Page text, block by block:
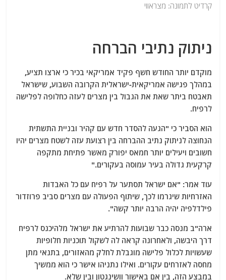
קרדיט לתמונה: מצראווי
ניתוק נתיבי הברחה
מוקדם יותר החודש חשף פקיד אמריקאי בכיר כי ארצו תציע,
במהלך פגישה אמריקאית-ישראלית הקרובה השבוע, שישראל
תאבטח ביתר שאת את הגבול בין מצרים לעזה כחלופה לפלישה
לרפיח.
הוא הסביר כי "הגעה להסדר חדש עם קהיר ובניית התשתית
הנחוצה לניתוק נתיב ההברחה בין רצועת עזה לשטח מצרים יהיו
חשובים ויעילים יותר חמאס יפורק מאשר פתיחת מתקפה
קרקעית גדולה בעיר עמוסה בעקורים."
עוד אמר: "אם ישראל תסתער על רפיח עם כל האבדות
האזרחיות שיגרמו לכך, שיתוף הפעולה עם מצרים סביב פרוזדור
פילדלפיה יהיה הרבה יותר קשה".
ארה"ב מנסה כבר שבועות להרתיע את ישראל מלהיכנס לרפיח
דרך היבשה, ולאחרונה קראה לה לשקול תוכניות חלופיות
שעשויות לכלול פלישה מוגבלת לחלק מהאזורים, בתנאי מתן
מחסה לאזרחים עקורים. ואילו נתניהו אישר כי הוא ממשיך
במבצע הזה, בין אם באישור וושינגטון ובין שלא.